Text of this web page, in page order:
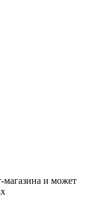
магазина и может